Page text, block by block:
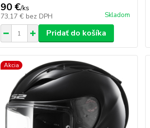
90 €/ks
73,17 € bez DPH Skladom
Pridať do košíka
Akcia